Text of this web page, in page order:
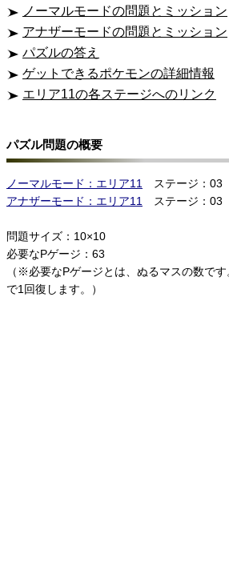
ノーマルモードの問題とミッション
アナザーモードの問題とミッション
パズルの答え
ゲットできるポケモンの詳細情報
エリア11の各ステージへのリンク
パズル問題の概要
ノーマルモード：エリア11
ステージ：03
アナザーモード：エリア11
ステージ：03
問題サイズ：10×10
必要なPゲージ：63
（※必要なPゲージとは、ぬるマスの数で
で1回復します。）